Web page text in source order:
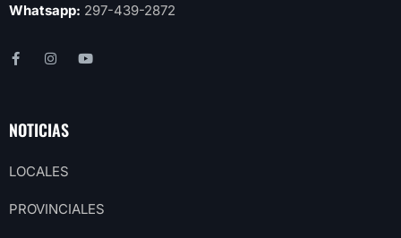
Whatsapp: 297-439-2872
NOTICIAS
LOCALES
PROVINCIALES